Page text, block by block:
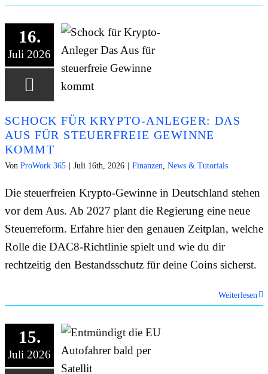
16.
Juli 2026
SCHOCK FÜR KRYPTO-ANLEGER: DAS
AUS FÜR STEUERFREIE GEWINNE
KOMMT
Von ProWork 365 Juli 16th, 2026 Finanzen News & Tutorials
Die steuerfreien Krypto-Gewinne in Deutschland stehen
vor dem Aus. Ab 2027 plant die Regierung eine neue
Steuerreform. Erfahre hier den genauen Zeitplan, welche
Rolle die DAC8-Richtlinie spielt und wie du dir
rechtzeitig den Bestandsschutz für deine Coins sicherst.
Weiterlesen
15.
Juli 2026